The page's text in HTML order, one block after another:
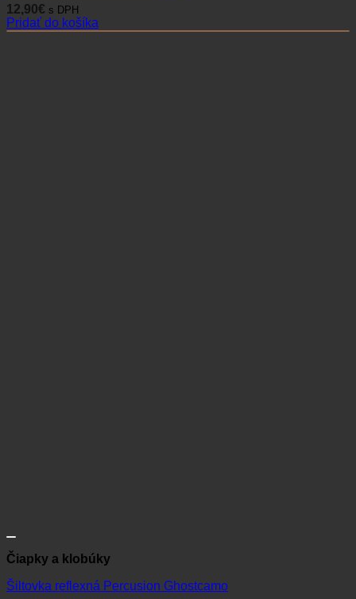
12,90€ s DPH
Pridať do košíka
Čiapky a klobúky
Šiltovka reflexná Percusion Ghostcamo